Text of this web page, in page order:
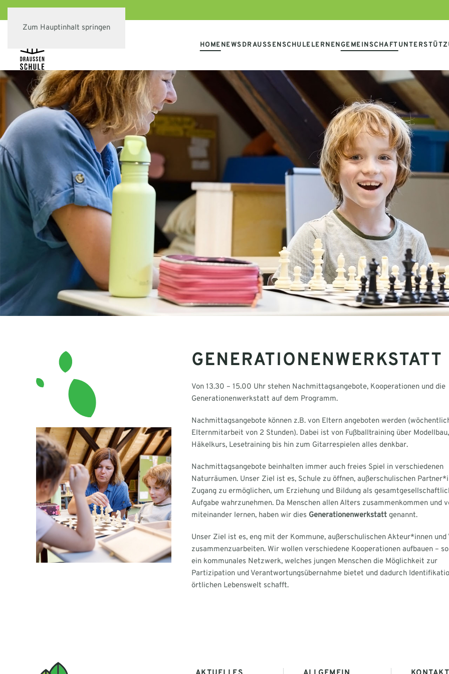
Zum Hauptinhalt springen
HOMENEWSDRAUSSENSCHULE LERNENGEMEINSCHAFT
GENERATIONENWERKSTATT
Von 13.30 – 15.00 Uhr stehen Nachmittagsangebote, Kooperationen und die
Generationenwerkstatt auf dem Programm.
Nachmittagsangebote können z.B. von Eltern angeboten werden
Elternmitarbeit von 2 Stunden). Dabei ist von Fußballtraining über Modellbau,
Häkelkurs, Lesetraining bis hin zum Gitarrespielen alles denkbar.
Nachmittagsangebote beinhalten immer auch freies Spiel in verschiedenen
Naturräumen. Unser Ziel ist es, Schule zu öffnen, außerschulischen
Zugang zu ermöglichen, um Erziehung und Bildung als
Aufgabe wahrzunehmen. Da Menschen allen Alters zusammenkommen und
miteinander lernen, haben wir dies Generationenwerkstatt genannt.
Unser Ziel ist es, eng mit der Kommune, außerschulischen Akteur*innen und
zusammenzuarbeiten. Wir wollen verschiedene Kooperationen aufbauen –
ein kommunales Netzwerk, welches jungen Menschen die Möglichkeit zur
Partizipation und Verantwortungsübernahme bietet und dadurch
örtlichen Lebenswelt schafft.